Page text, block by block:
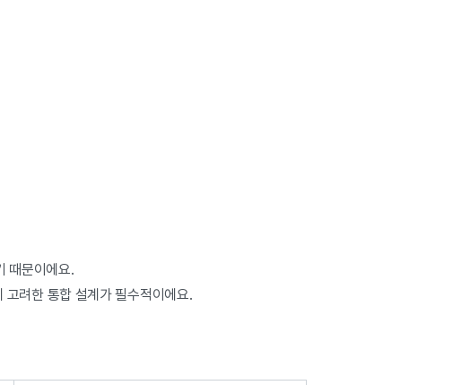
때문이에요.
고려한 통합 설계가 필수적이에요.